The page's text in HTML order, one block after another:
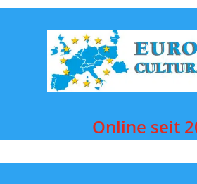
Online seit